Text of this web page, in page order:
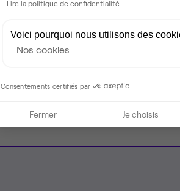
Coin cafet'
Climatisation
Espace détente
Lire la politique de confidentialité
Voici pourquoi nous utilisons des
Nos cookies
Consentements certifiés par
Fermer Je choisis